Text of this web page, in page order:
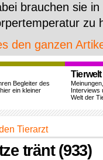
brauchen sie
zu
den ganzen
Begleiter des
ein kleiner
Tierwelt
Interviews
Welt der
Tierarzt
tränt (933)